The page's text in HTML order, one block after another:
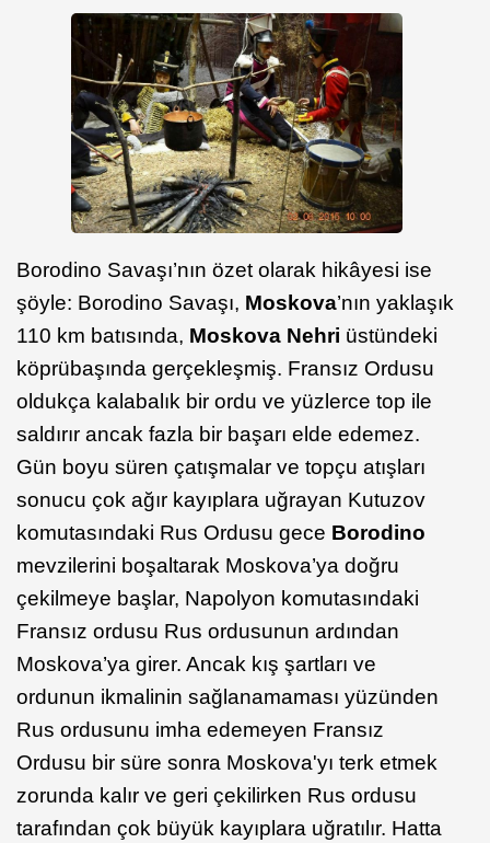
Borodino Savaşı’nın özet olarak hikâyesi ise
şöyle: Borodino Savaşı, Moskova’nın yaklaşık
110 km batısında, Moskova Nehri üstündeki
köprübaşında gerçekleşmiş. Fransız Ordusu
oldukça kalabalık bir ordu ve yüzlerce top ile
saldırır ancak fazla bir başarı elde edemez.
Gün boyu süren çatışmalar ve topçu atışları
sonucu çok ağır kayıplara uğrayan Kutuzov
komutasındaki Rus Ordusu gece Borodino
mevzilerini boşaltarak Moskova’ya doğru
çekilmeye başlar, Napolyon komutasındaki
Fransız ordusu Rus ordusunun ardından
Moskova’ya girer. Ancak kış şartları ve
ordunun ikmalinin sağlanamaması yüzünden
Rus ordusunu imha edemeyen Fransız
Ordusu bir süre sonra Moskova'yı terk etmek
zorunda kalır ve geri çekilirken Rus ordusu
tarafından çok büyük kayıplara uğratılır. Hatta